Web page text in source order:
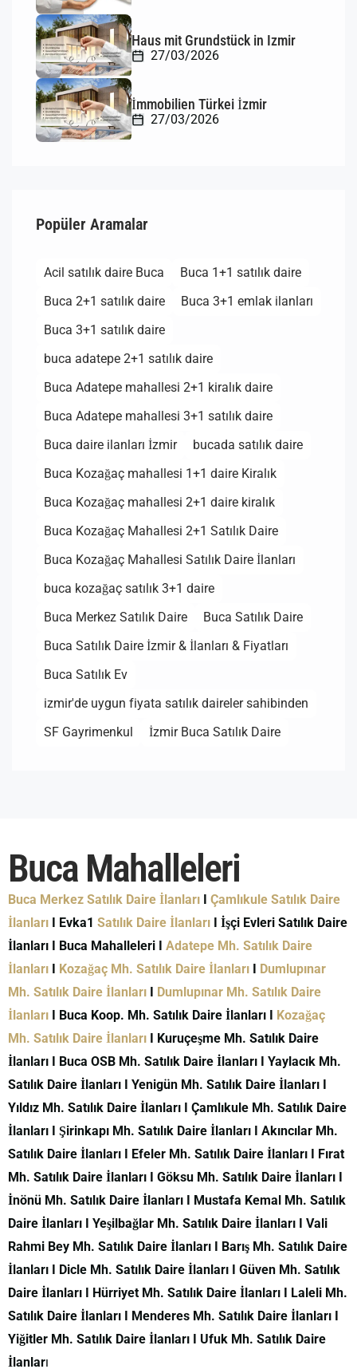
Haus mit Grundstück in Izmir
27/03/2026
İmmobilien Türkei İzmir
27/03/2026
Popüler Aramalar
Acil satılık daire Buca
Buca 1+1 satılık daire
Buca 2+1 satılık daire
Buca 3+1 emlak ilanları
Buca 3+1 satılık daire
buca adatepe 2+1 satılık daire
Buca Adatepe mahallesi 2+1 kiralık daire
Buca Adatepe mahallesi 3+1 satılık daire
Buca daire ilanları İzmir
bucada satılık daire
Buca Kozağaç mahallesi 1+1 daire Kiralık
Buca Kozağaç mahallesi 2+1 daire kiralık
Buca Kozağaç Mahallesi 2+1 Satılık Daire
Buca Kozağaç Mahallesi Satılık Daire İlanları
buca kozağaç satılık 3+1 daire
Buca Merkez Satılık Daire
Buca Satılık Daire
Buca Satılık Daire İzmir & İlanları & Fiyatları
Buca Satılık Ev
izmir'de uygun fiyata satılık daireler sahibinden
SF Gayrimenkul
İzmir Buca Satılık Daire
Buca Mahalleleri
Buca Merkez Satılık Daire İlanları I Çamlıkule Satılık Daire
İlanları I Evka1 Satılık Daire İlanları I İşçi Evleri Satılık Daire
İlanları I Buca Mahalleleri I Adatepe Mh. Satılık Daire
İlanları I Kozağaç Mh. Satılık Daire İlanları I Dumlupınar
Mh. Satılık Daire İlanları I Dumlupınar Mh. Satılık Daire
İlanları I Buca Koop. Mh. Satılık Daire İlanları I Kozağaç
Mh. Satılık Daire İlanları I Kuruçeşme Mh. Satılık Daire
İlanları I Buca OSB Mh. Satılık Daire İlanları I Yaylacık Mh.
Satılık Daire İlanları I Yenigün Mh. Satılık Daire İlanları I
Yıldız Mh. Satılık Daire İlanları I Çamlıkule Mh. Satılık Daire
İlanları I Şirinkapı Mh. Satılık Daire İlanları I Akıncılar Mh.
Satılık Daire İlanları I Efeler Mh. Satılık Daire İlanları I Fırat
Mh. Satılık Daire İlanları I Göksu Mh. Satılık Daire İlanları I
İnönü Mh. Satılık Daire İlanları I Mustafa Kemal Mh. Satılık
Daire İlanları I Yeşilbağlar Mh. Satılık Daire İlanları I Vali
Rahmi Bey Mh. Satılık Daire İlanları I Barış Mh. Satılık Daire
İlanları I Dicle Mh. Satılık Daire İlanları I Güven Mh. Satılık
Daire İlanları I Hürriyet Mh. Satılık Daire İlanları I Laleli Mh.
Satılık Daire İlanları I Menderes Mh. Satılık Daire İlanları I
Yiğitler Mh. Satılık Daire İlanları I Ufuk Mh. Satılık Daire
İlanları